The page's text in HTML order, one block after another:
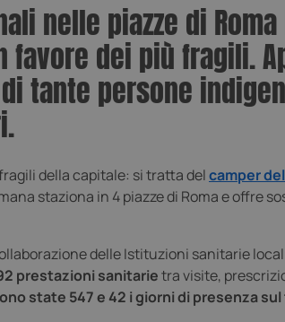
nelle piazze di
favore dei più fragili.
tante persone
della capitale: si tratta delcamper
staziona in 4 piazze di Roma e offre
delle Istituzioni sanitarie
prestazioni sanitarietra visite,
state 547 e 42 i giorni di presenza